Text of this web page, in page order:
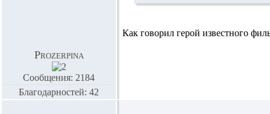
Prozerpina
Сообщения: 2184
Благодарностей: 42
Как говорил герой известного